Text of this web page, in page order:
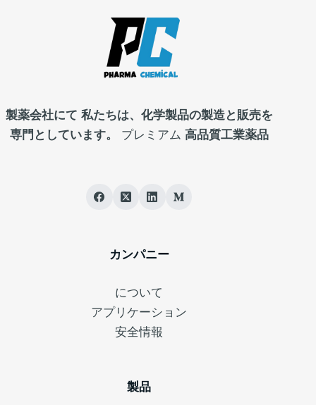
製薬会社にて 私たちは、化学製品の製造と販売を
専門としています。 プレミアム 高品質工業薬品
カンパニー
について
アプリケーション
安全情報
製品